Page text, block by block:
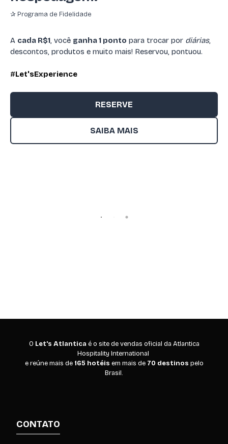
✰ Programa de Fidelidade
A cada R$1, você ganha 1 ponto para trocar por diárias,
descontos, produtos e muito mais! Reservou, pontuou.
#Let'sExperience
RESERVE
SAIBA MAIS
O Let's Atlantica é o site de vendas oficial da Atlantica
Hospitality International
e reúne mais de 165 hotéis em mais de 70 destinos pelo
Brasil.
CONTATO